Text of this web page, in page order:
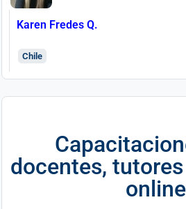
Karen Fredes Q.
Chile
docentes,
online